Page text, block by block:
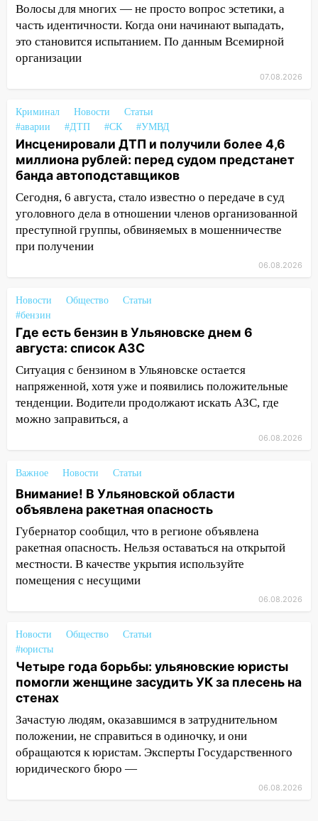
16:09 Ветераны легкой атлетики из
Ульяновска успешно выступили на
Чемпионате России
В Ульяновской области убрали
зернобобовых культур
15:51 Бросила кирпич в жену брата: в
Ульяновской области завели дело на
агрессивную женщину
15:47 На улице Радищева сбили
курьера: крупная авария в Ульяновске
15:15
Проводил до квартиры и ограбил:
новый кавалер женщины оказался
14:26
В Ульяновске ограничат движение
по улице Ефремова
14:23 67% ульяновцев готовы
передумать увольняться, если им
повысят зарплату
14:01 Инсценировали ДТП и получили
более 4,6 миллиона рублей: перед
судом предстанет банда
13:36 В Инзе произошел крупный пожар
13:00 В суде защитили репутацию
мужчины, которого необоснованно
обвиняли в жестоком обращении с
животными
12:28 Миллион на «льготниках»: в
Ульяновской области перевозчик
12:10
Ульяновский алиментщик накопил
120 тысяч долга
11:49 Снят режим «Ракетная
опасность» на территории Ульяновской
области
11:30 Кабмин РФ разрешил до 1 июля
2027 года импорт, выпуск и обращение
бензина Евро 2, Евро 3, Евро 4
Волосы для многих — не просто вопрос эстетики, а
часть идентичности. Когда они начинают выпадать,
это становится испытанием. По данным Всемирной
организации
07.08.2026
Криминал Новости
Статьи
#аварии
#ДТП #СК #УМВД
Инсценировали ДТП и получили более 4,6
миллиона рублей: перед судом предстанет
банда автоподставщиков
Сегодня, 6 августа, стало известно о передаче в суд
уголовного дела в отношении членов организованной
преступной группы, обвиняемых в мошенничестве
при получении
06.08.2026
Новости Общество
Статьи
#бензин
Где есть бензин в Ульяновске днем 6
августа: список АЗС
Ситуация с бензином в Ульяновске остается
напряженной, хотя уже и появились положительные
тенденции. Водители продолжают искать АЗС, где
можно заправиться, а
06.08.2026
Важное Новости Статьи
Внимание! В Ульяновской области
объявлена ракетная опасность
Губернатор сообщил, что в регионе объявлена
ракетная опасность. Нельзя оставаться на открытой
местности. В качестве укрытия используйте
помещения с несущими
06.08.2026
Новости Общество
Статьи
#юристы
Четыре года борьбы: ульяновские юристы
помогли женщине засудить УК за плесень на
стенах
Зачастую людям, оказавшимся в затруднительном
положении, не справиться в одиночку, и они
обращаются к юристам. Эксперты Государственного
юридического бюро —
06.08.2026